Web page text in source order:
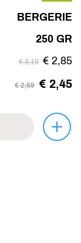
BERGERIE
250 GR
€ 3,19 € 2,85
€ 2,69 € 2,45